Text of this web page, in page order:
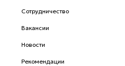
Сотрудничество
Вакансии
Новости
Рекомендации